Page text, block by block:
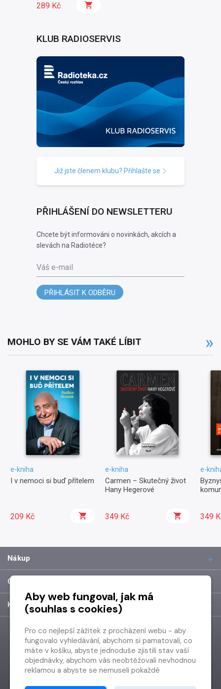
289 Kč
KLUB RADIOSERVIS
Již jste členem klubu? Přihlašte se
PŘIHLÁŠENÍ DO NEWSLETTERU
Chcete být informováni o novinkách, akcích a
slevách na Radiotéce?
Váš e-mail
PŘIHLÁSIT K ODBĚRU
MOHLO BY SE VÁM TAKÉ LÍBIT
e-kniha
I v nemoci si buď přítelem
209 Kč
e-kniha
Carmen – Skutečný život
Hany Hegerové
349 Kč
e-
349
Nákup
O společnosti
Kontakt
Aby web fungoval, jak má
(souhlas s cookies)
Pro co nejlepší zážitek z procházení webu - aby
fungovalo vyhledávání, abychom si pamatovali, co
máte v košíku, abyste jednoduše zjistili stav vaší
objednávky, abychom vás neobtěžovali nevhodnou
reklamou a abyste se nemuseli pokaždé